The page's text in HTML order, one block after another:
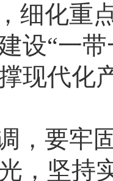
细化重
设“一
现代化
，要牢
，坚持